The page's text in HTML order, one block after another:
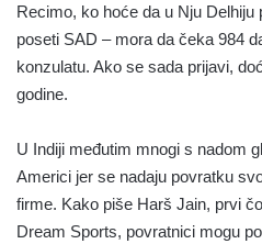
Recimo, ko hoće da u Nju
poseti SAD – mora da čeka 984
konzulatu. Ako se sada prijavi,
godine.
U Indiji međutim mnogi s nadom
Americi jer se nadaju povratku
firme. Kako piše Harš Jain, prvi
Dream Sports, povratnici mogu